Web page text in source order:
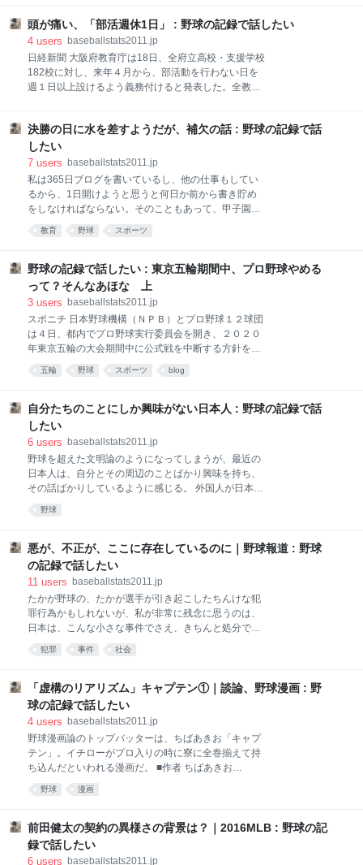
ともにドル箱だ。朝日は高校
った。 高野連が高体連に入らず、唯我独尊になってい
ることも、高校野球が大量の「野球をしない野球部
員」を発生させていることも問題だ。しかし、それ以
前に、高野連が「払うべき金を払わず、貰うべき金を
もらっていない」こともこの組織の体質を考えるうえ
一面だったためにこれを黙殺した。また他のメディア
は高野連に「出禁」を食らうのが怖さに押し黙った。
どんな組織、機構であっても問題点、是正すべき部分
はある。スポーツ庁は学生
頭が痛い、「部活週休1日」 : 野球の記録で話したい
4 users baseballstats2011.jp
日経新聞 大阪府教育庁は18日、全府立高校・支援学校
182校に対し、来年４月から、部活動を行わない日を
週１日以上設けるよう義務付けると発表した。全教員
えば甲子園に出るような強豪校がそうなのは、ある程
度分かるが、１、2回戦で負けるような野球部もそう
だ。文化部の中にものべつまくなしに部活をやってい
る学校がある。 私学に多いが、公立高校でもそういう
学校は多い。大阪府教育庁の発表はそれを受けたもの
だ。 「働きすぎ」が問題になっているが、日本人は中
がら大きくなるのだ。 毎日顔を合わせる先生だって休
度な休息をとる」習慣が身に付くはずはない。 日本人
は「一つのことをずっと続けること」を手放しで賛美
する。それで人格が
決勝の日に水を差すようだが、補欠の話 : 野球の記録で話
したい
7 users baseballstats2011.jp
私は365日ブログを書いているし、他の仕事もしてい
るから、1日開けようと思うと何日か前から書き貯め
をしなければならない。そのこともあって、甲子園は
1大会につき1日しか行かない。 で、試合だけでなくい
ろいろなものを見ようとする。なかなか忙しいのだ。
察した。 東邦高校 作新学院 花咲徳栄 木更津総合 日南
学院 広島新庄 北海 甲子園に出場するような学校は、
ほぼ例外なくベンチ入りの数倍の補欠が出る。 彼ら
「ベンチ入りはできない、背番号はやれない」と監督
に言われ、以後は、ベンチ入りする選手のサポートを
したり、応援をすることになる。 メンバーから外れた
ということは、以後練習に参加しても試合に出ること
れた時点
教育 野球 スポーツ
野球の記録で話したい : 東京五輪期間中、プロ野球やめる
って？そんなあほな 上
3 users baseballstats2011.jp
スポニチ 日本野球機構（ＮＰＢ）とプロ野球１２球団
は４日、都内でプロ野球実行委員会を開き、２０２０
年東京五輪の大会期間中に公式戦を中断する方針を固
めた。五輪中の大規模なペナントレース中断は初。１
１日のオーナー会議で正式決定される見通し。 大会期
球団の稼ぎ時でもあり、約２週間でレギュラーシーズ
ン７０試合前後が開催できなくなる。それでも、熊崎
コミッショナーは「五輪期間中にできうるかぎり全面
輪の規定では、五輪の競技中はその都市では、大規模
なスポーツイベントは開催できない。 しかし、他の都
市では試合興業は可能だ。 五輪の開催によって、国内
のスポーツイベントが影響を受けて興行ができなくな
のだろうが、7月24
五輪 野球 スポーツ blog
自分たちのことにしか興味がない日本人 : 野球の記録で話
したい
6 users baseballstats2011.jp
野球を超えた文明論のようになってしまうが、最近の
日本人は、自分とその周辺のことばかり興味を持ち、
その話ばかりしているように感じる。 外国人が日本人
のきめ細かさや用意周到さ、技術の高さなどに「びっ
くり仰天する」のを見るのは、日本人としては悪い気
って、日本人が見ているという図式、よく考えれば非
常に気持ちが悪い。 自分たちで自分たちを誉めそや
す。自己満足である。 「世界のみんなが、日本のこと
ていると、馬鹿になるんじゃないか、現実が見えなく
なるのではないか、と思う。 今のメディアは、海外ス
ポーツでは、日本人の活躍ばかり取り上げる。 イチロ
ーがそうだし、羽生結弦や錦織圭がそうだ。ジャンプ
かし、彼らには手
野球
悪が、不正が、ここに存在しているのに｜野球報道 : 野球
の記録で話したい
11 users baseballstats2011.jp
たかが野球の、たかが選手が引き起こしたちんけな犯
罪行為かもしれないが、私が非常に残念に思うのは、
日本は、こんな小さな事件でさえ、きちんと処分でき
ない国になったのか、ということだ。 さらに、一部の
選手は、賭博常習者とも交際し、もっと本格的な野球
犯罪である。 一般の人々で、これらの行為が明るみに
出たら警察に捕まる。金額の多寡や状況によっては不
起訴処分になる可能性はあるが、書類送検はされる。
れなくても、その職や地位を失う可能性もある。 さら
に、これらの行為は、NPBが定める野球協約違反であ
る可能性が高い。有期か無期かは別として、該当する
選手は資格停止処分になる可能性が高い。 しかるに、
を行おうとはしな
犯罪 事件 社会
「虚構のリアリズム」キャプテン①｜談論、野球漫画 : 野
球の記録で話したい
4 users baseballstats2011.jp
野球漫画論のトップバッターは、ちばあきお「キャプ
テン」。イチローがプロ入りの時に寮に全巻揃えて持
ち込んだといわれる漫画だ。 ■作者 ちばあきお
（1943-1984）。ちばてつやの４歳年下の弟。満州生
まれ。兄のアシスタントを経て、読み切り漫画でデビ
自ら命を絶ったのは1984年、今もそのニュースに接し
たショックがうっすらと記憶にある。ちばあきおは
「キャプテン」とそのスピンアウトともいえる「プレ
野球 漫画
前田健太の契約の異様さの背景は？｜2016MLB : 野球の記
録で話したい
6 users baseballstats2011.jp